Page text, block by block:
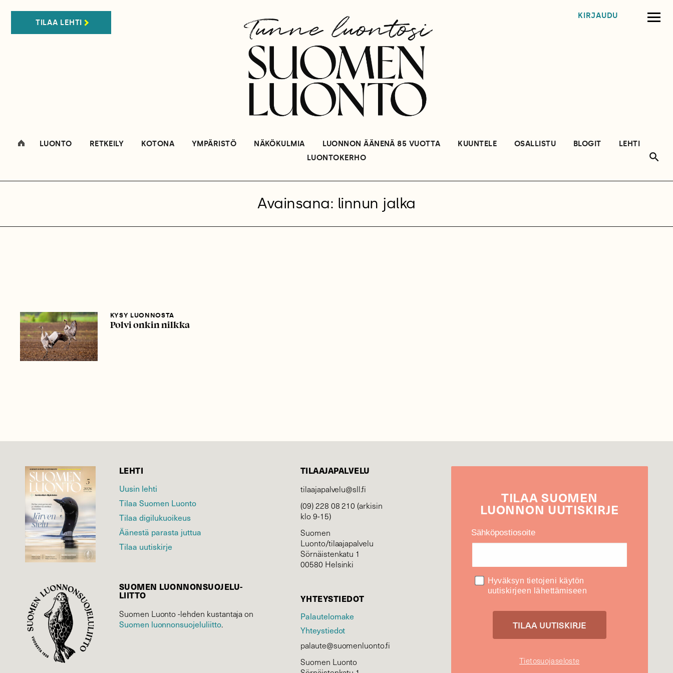
TILAA LEHTI
KIRJAUDU
LUONTO RETKEILY KOTONA YMPÄRISTÖ NÄKÖKULMIA LUONNON ÄÄNENÄ 85 VUOTTA KUUNTELE OSALLISTU BLOGIT
LEHTI
LUONTOKERHO
Avainsana: linnun jalka
KYSY LUONNOSTA
Polvi onkin nilkka
LEHTI
Uusin lehti
Tilaa Suomen Luonto
Tilaa digilukuoikeus
Äänestä parasta juttua
Tilaa uutiskirje
SUOMEN LUONNON­SUOJELU­
LIITTO
Suomen Luonto -lehden kustantaja on
Suomen luonnonsuojelu­liitto.
TILAAJAPALVELU
tilaajapalvelu@sll.fi
(09) 228 08 210 (arkisin
klo 9-15)
Suomen
Luonto/tilaajapalvelu
Sörnäistenkatu 1
00580 Helsinki
YHTEYSTIEDOT
Palautelomake
Yhteystiedot
palaute@suomenluonto.fi
Suomen Luonto
TILAASUOMEN
LUONNON UUTIS­KIRJE
Sähköpostiosoite
Hyväksyn tietojeni käytön
uutiskirjeen lähettämiseen
Tietosuojaseloste